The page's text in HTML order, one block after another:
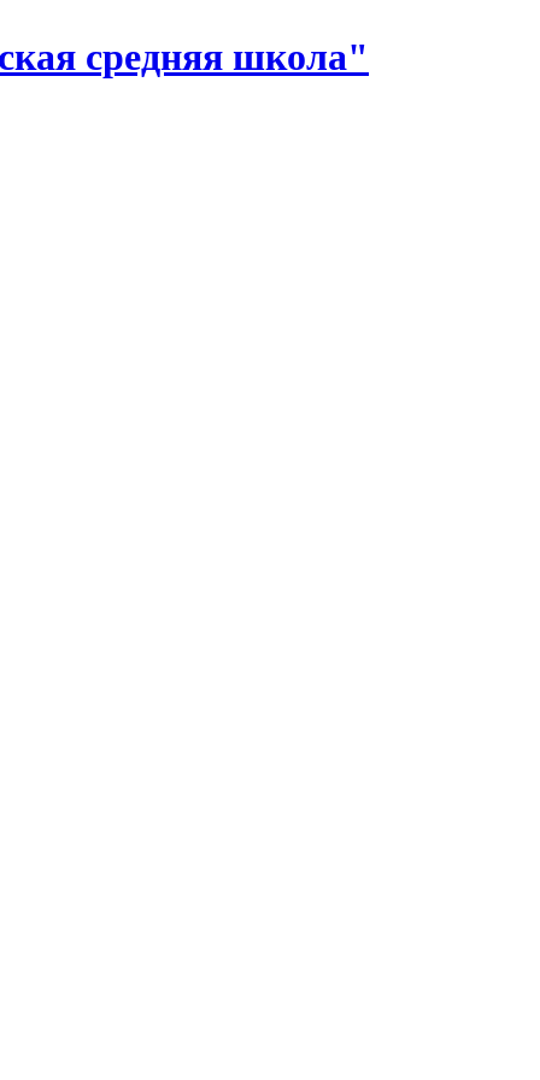
средняя школа"